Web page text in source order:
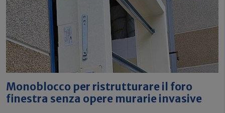
Monoblocco per ristrutturare il foro
finestra senza opere murarie invasive